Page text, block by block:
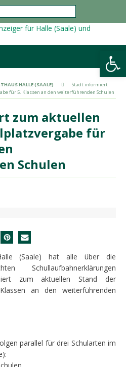
Werkzeugleiste öffnen
HALLE (SAALE)
Stadt informiert
für 5. Klassen an den weiterführenden Schulen
zum aktuellen
für
Schulen
(Saale) hat alle über die
Schullaufbahnerklärungen
zum aktuellen Stand der
an den weiterführenden
parallel für drei Schularten im